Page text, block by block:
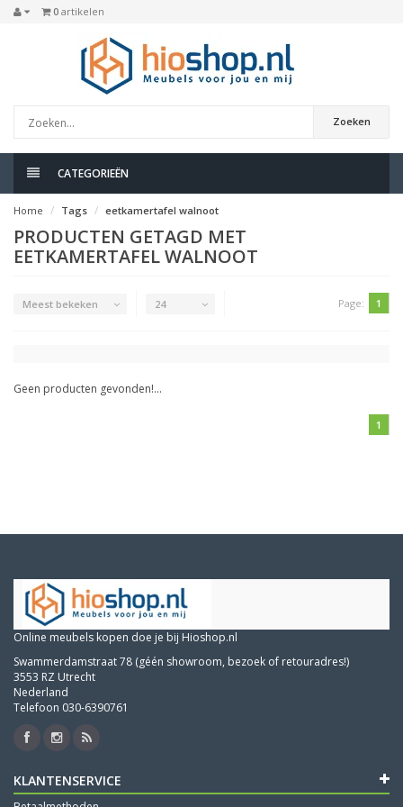
0 artikelen
Zoeken
CATEGORIEËN
Home Tags eetkamertafel walnoot
PRODUCTEN GETAGD MET
EETKAMERTAFEL WALNOOT
Meest bekeken 24 Page: 1
Geen producten gevonden!...
1
Online meubels kopen doe je bij Hioshop.nl
Swammerdamstraat 78 (géén showroom, bezoek of retouradres!)
3553 RZ Utrecht
Nederland
Telefoon 030-6390761
KLANTENSERVICE